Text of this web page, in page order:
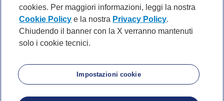
Privacy Cookie Policy Accessibilità About
Noi di Mediolanum
Mappa del sito
cookies. Per maggiori informazioni, leggi la nostra
Cookie Policy e la nostra Privacy Policy.
Chiudendo il banner con la X verranno mantenuti
solo i cookie tecnici.
Impostazioni cookie